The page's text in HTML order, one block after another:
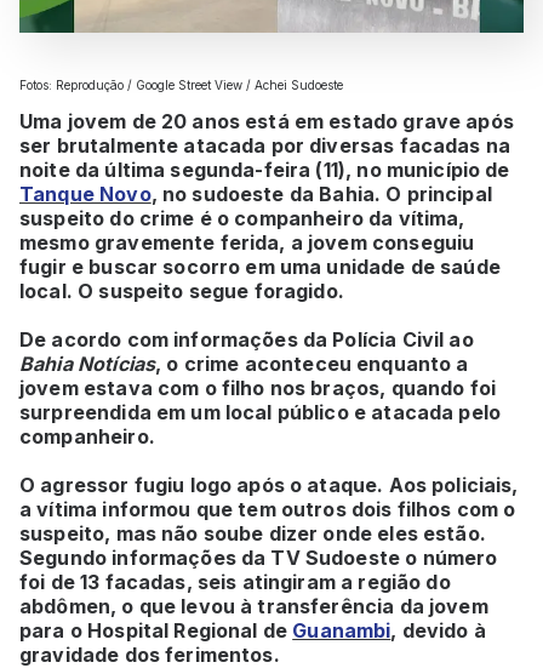
Fotos: Reprodução / Google Street View / Achei Sudoeste
Uma jovem de 20 anos está em estado grave após
ser brutalmente atacada por diversas facadas na
noite da última segunda-feira (11), no município de
Tanque Novo, no sudoeste da Bahia. O principal
suspeito do crime é o companheiro da vítima,
mesmo gravemente ferida, a jovem conseguiu
fugir e buscar socorro em uma unidade de saúde
local. O suspeito segue foragido.
De acordo com informações da Polícia Civil ao
Bahia Notícias, o crime aconteceu enquanto a
jovem estava com o filho nos braços, quando foi
surpreendida em um local público e atacada pelo
companheiro.
O agressor fugiu logo após o ataque. Aos policiais,
a vítima informou que tem outros dois filhos com o
suspeito, mas não soube dizer onde eles estão.
Segundo informações da TV Sudoeste o número
foi de 13 facadas, seis atingiram a região do
abdômen, o que levou à transferência da jovem
para o Hospital Regional de Guanambi, devido à
gravidade dos ferimentos.